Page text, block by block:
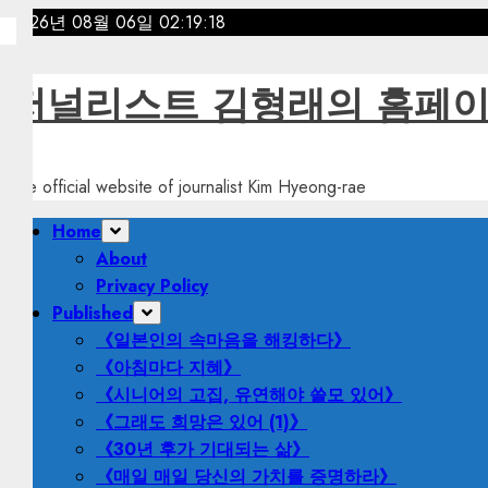
Skip
2026년 08월 06일 02:19:20
저널리스트 김형래의 홈페
The official website of journalist Kim Hyeong-rae
PrimaryHome
About
Privacy Policy
Published
《일본인의 속마음을 해킹하다》
《아침마다 지혜》
《시니어의 고집, 유연해야 쓸모 있어》
《그래도 희망은 있어 (1)》
《30년 후가 기대되는 삶》
《매일 매일 당신의 가치를 증명하라》